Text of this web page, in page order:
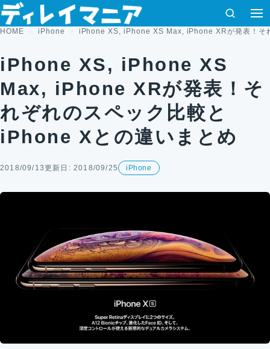
コンテンツへスキップ
検索
HOME iPhone iPhone XS, iPhone XS Max, iPhone XRが発表！そ
iPhone XS, iPhone XS
Max, iPhone XRが発表！そ
れぞれのスペック比較と
iPhone Xとの違いまとめ
2018/09/13更新日: 2018/09/25 iPhone